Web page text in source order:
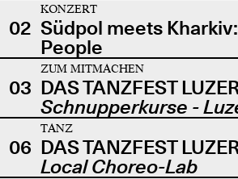
02
KONZERT
Südpol meets
People
03
ZUM MITMACHEN
DAS TANZFEST
Schnupperkurse -
06
TANZ
DAS TANZFEST
Local Choreo-Lab